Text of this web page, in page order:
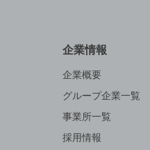
企業情報
企業概要
グループ企業一覧
事業所一覧
採用情報